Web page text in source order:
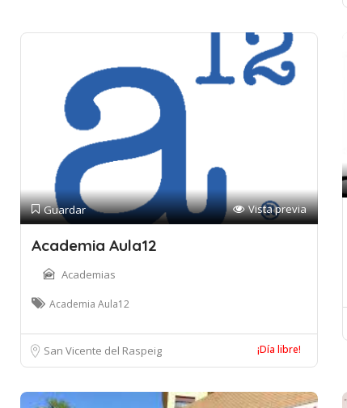
Guardar Vista previa
Academia Aula12
Academias
Academia Aula12
San Vicente del Raspeig ¡Día libre!